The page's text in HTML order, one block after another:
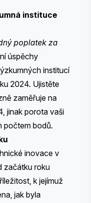
instituce
poplatek za
úspěchy
institucí
2024. Ujistěte
zaměřuje na
jinak porota vaši
počtem bodů.
inovace v
začátku roku
k jejímuž
jak byla